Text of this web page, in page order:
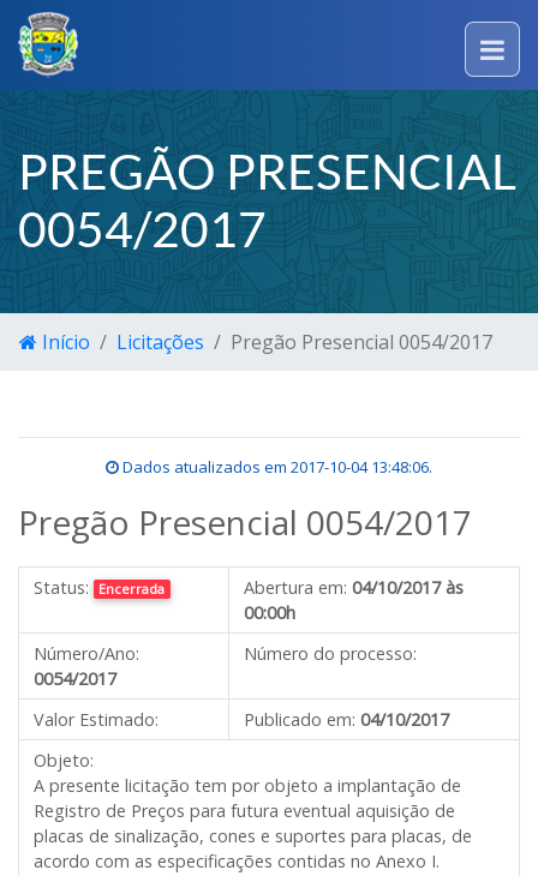
PREGÃO PRESENCIAL
0054/2017
Início Licitações Pregão Presencial 0054/2017
Dados atualizados em 2017-10-04 13:48:06.
Pregão Presencial 0054/2017
Status: Encerrada Abertura em: 04/10/2017 às
00:00h
Número/Ano:
0054/2017
Número do processo:
Valor Estimado: Publicado em: 04/10/2017
Objeto:
A presente licitação tem por objeto a implantação de
Registro de Preços para futura eventual aquisição de
placas de sinalização, cones e suportes para placas, de
acordo com as especificações contidas no Anexo I.